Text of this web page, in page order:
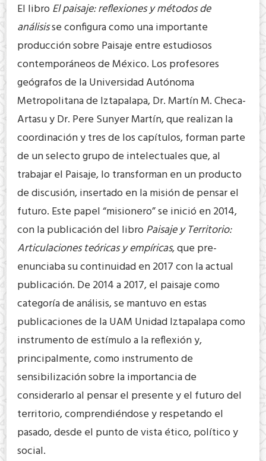
El libroEl paisaje: reflexiones y métodos de
análisisse configura como una importante
producción sobre Paisaje entre estudiosos
contemporáneos de México. Los profesores
geógrafos de la Universidad Autónoma
Metropolitana de Iztapalapa, Dr. Martín M. Checa-
Artasu y Dr. Pere Sunyer Martín, que realizan la
coordinación y tres de los capítulos, forman parte
de un selecto grupo de intelectuales que, al
trabajar el Paisaje, lo transforman en un producto
de discusión, insertado en la misión de pensar el
futuro. Este papel “misionero” se inició en 2014,
con la publicación del libroPaisaje y Territorio:
Articulaciones teóricas y empíricas, que pre-
enunciaba su continuidad en 2017 con la actual
publicación. De 2014 a 2017, el paisaje como
categoría de análisis, se mantuvo en estas
publicaciones de la UAM Unidad Iztapalapa como
instrumento de estímulo a la reflexión y,
principalmente, como instrumento de
sensibilización sobre la importancia de
considerarlo al pensar el presente y el futuro del
territorio, comprendiéndose y respetando el
pasado, desde el punto de vista ético, político y
social.